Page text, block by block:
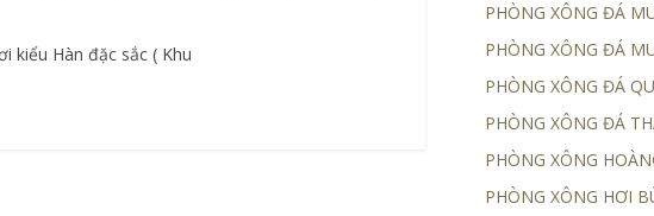
kiểu Hàn đặc sắc ( Khu
PHÒNG XÔNG ĐÁ
PHÒNG XÔNG ĐÁ
PHÒNG XÔNG ĐÁ
PHÒNG XÔNG ĐÁ
PHÒNG XÔNG
PHÒNG XÔNG HƠI